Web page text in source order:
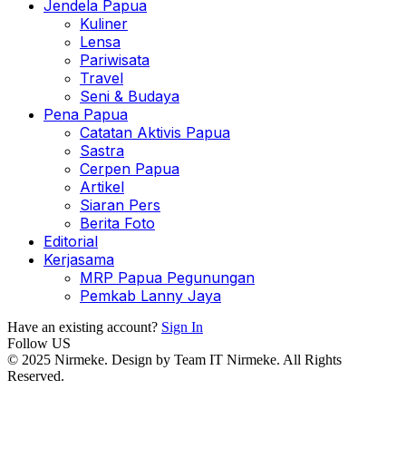
Jendela Papua
Kuliner
Lensa
Pariwisata
Travel
Seni & Budaya
Pena Papua
Catatan Aktivis Papua
Sastra
Cerpen Papua
Artikel
Siaran Pers
Berita Foto
Editorial
Kerjasama
MRP Papua Pegunungan
Pemkab Lanny Jaya
Have an existing account? Sign In
Follow US
© 2025 Nirmeke. Design by Team IT Nirmeke. All Rights
Reserved.